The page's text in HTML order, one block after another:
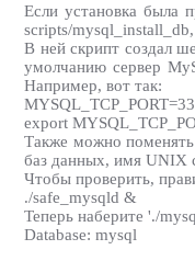
Если установка была
scripts/
В ней скрипт создал
умолчанию сервер
Например, вот так:
export
Также можно
баз данных, имя UNIX
Чтобы проверить,
./safe_mysqld &
Теперь наберите './
Database: mysql